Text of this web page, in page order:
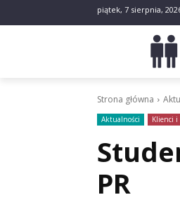
piątek, 7 sierpnia,
Strona główna
Aktualności Klienci i
PR